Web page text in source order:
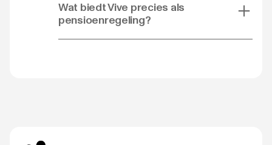
Wat biedt Vive precies als
pensioenregeling?